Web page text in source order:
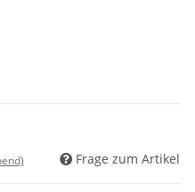
Frage zum Artikel